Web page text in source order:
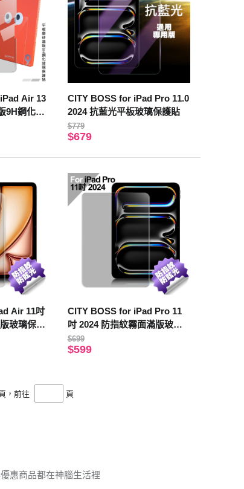
Air 13
9H鋼化玻
CITY BOSS for iPad Pro 11.0
2024 抗藍光平板玻璃保護貼
$779
$679
Air 11吋
玻璃保護
CITY BOSS for iPad Pro 11
吋 2024 防指紋霧面滿版玻璃
保護貼
$699
$599
，前往 頁
惠商品都在神腦生活裡